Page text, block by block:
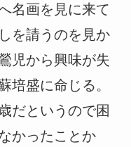
名画を見に来て
を請うのを見か
児から興味が失
培盛に命じる。
だというので困
かったことか